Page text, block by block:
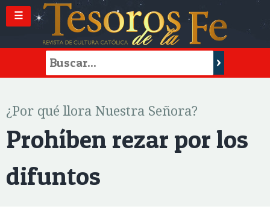
☰
¿Por qué llora Nuestra Señora?
Prohíben rezar por los
difuntos